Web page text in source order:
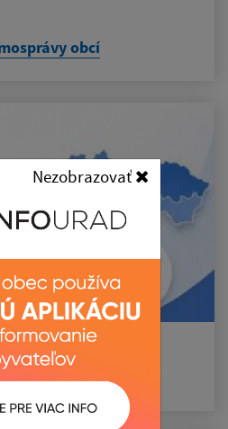
Nezobrazovať
obcí
krajov